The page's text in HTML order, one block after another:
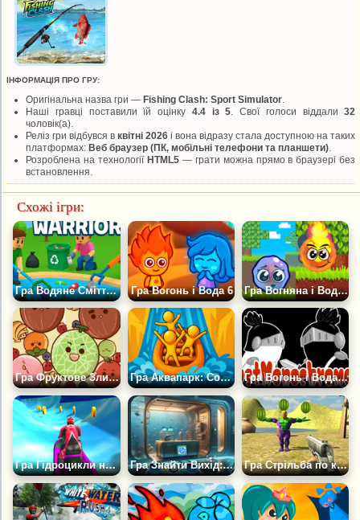
ІНФОРМАЦІЯ ПРО ГРУ:
Оригінальна назва гри —Fishing Clash: Sport Simulator
Наші гравці поставили їй оцінку 4.4 із 5 . Свої голоси віддали32
чоловік(а).
Реліз гри відбувся вквітні 2026 і вона відразу стала доступною на таких
платформах:Веб браузер (ПК, мобільні телефони та планшети)
Розроблена на технології HTML5— грати можна прямо в браузері без
встановлення.
Схожі ігри:
Гра Водяне Сміття: Воїни Гра Вогонь і Вода 6 Гра Вогняна і Водяна Кулі: Паркур Закоханих Куль: Паркур Закоханих Куль
Гра Фруктове Злиття: Головоломка з Кавуном Гра Аквапарк: Сортування Гра Вогонь і Вода: Чорний і Білий
Гра Гідроцикли на водних гірках Гра Знайти Вихід: Підводна Лабораторія Гра Стрільба по кавунах